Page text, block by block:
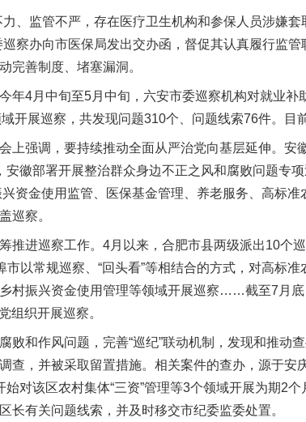
监管不严，存在医疗卫生机构和参保人员涉嫌套
察办向市医保局发出交办函，督促其认真履行监
完善制度、堵塞漏洞。
4月中旬至5月中旬，六安市委巡察机构对就业补
开展巡察，共发现问题310个、问题线索76件。目
强调，要持续推动全面从严治党向基层延伸。安
徽部署开展整治群众身边不正之风和腐败问题专
兴资金使用监管、医保基金管理、养老服务、高标
巡察。
进巡察工作。4月以来，合肥市县两级派出10个巡
以常规巡察、“回头看”等相结合的方式，对高标准
村振兴资金使用管理等领域开展巡察……截至7月
组织开展巡察。
和作风问题，完善“巡纪”联动机制，发现和推动
查，并被采取留置措施。相关案件的查办，源于安
对该区农村集体“三资”管理等3个领域开展为期2
长有关问题线索，并及时移交市纪委监委处置。